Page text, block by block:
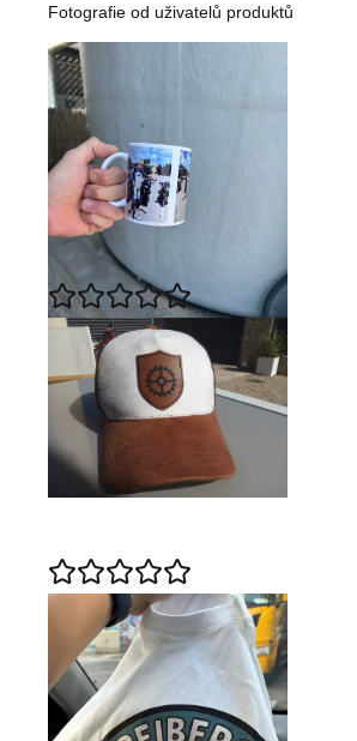
Fotografie od uživatelů produktů